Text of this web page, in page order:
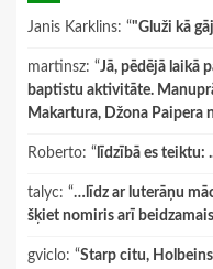
Janis Karklins: “"Gluži kā
martinsz: “Jā, pēdējā laikā
baptistu aktivitāte.
Makartura, Džona Paipera
Roberto: “ līdzībā es teiktu:
talyc: “…līdz ar luterāņu
šķiet nomiris arī
gviclo: “Starp citu,